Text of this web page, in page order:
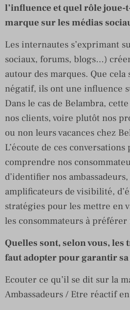
l’influence et quel rôle joue-
marque sur les médias
Les internautes s’exprimant
sociaux, forums, blogs…)
autour des marques. Que
négatif, ils ont une influence
Dans le cas de Belambra,
nos clients, voire plutôt nos
ou non leurs vacances chez
L’écoute de ces
comprendre nos
d’identifier nos
amplificateurs de visibilité,
stratégies pour les mettre en
les consommateurs à
Quelles sont, selon vous, les
faut adopter pour garantir
Ecouter ce qu’il se dit sur la
Ambassadeurs / Etre réactif